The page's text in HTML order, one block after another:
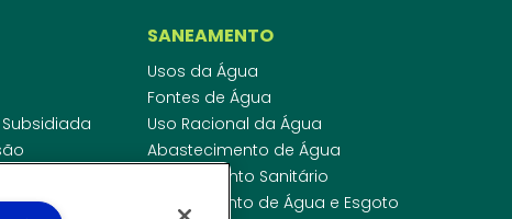
SANEAMENTO
Usos da Água
Fontes de Água
Uso Racional da Água
Abastecimento de Água
Esgotamento Sanitário
Regulamento de Água e Esgoto